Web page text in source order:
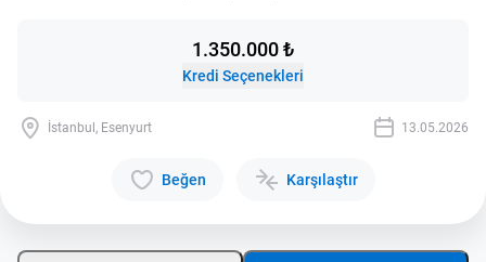
1.350.000 ₺
Kredi Seçenekleri
İstanbul, Esenyurt 13.05.2026
Beğen Karşılaştır